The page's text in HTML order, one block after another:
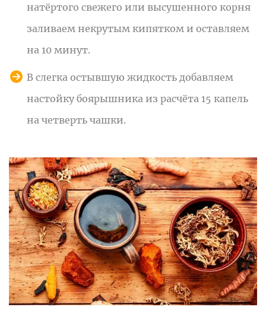
натёртого свежего или высушенного корня
заливаем некрутым кипятком и оставляем
на 10 минут.
В слегка остывшую жидкость добавляем
настойку боярышника из расчёта 15 капель
на четверть чашки.